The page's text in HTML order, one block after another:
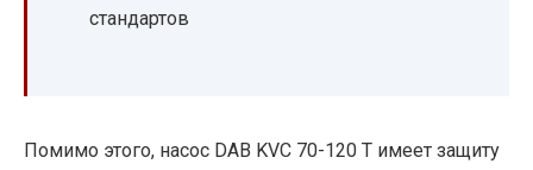
стандартов
Помимо этого, насос DAB KVC 70-120 T имеет защиту